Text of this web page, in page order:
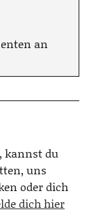
an
kannst du
uns
oder dich
dich hier